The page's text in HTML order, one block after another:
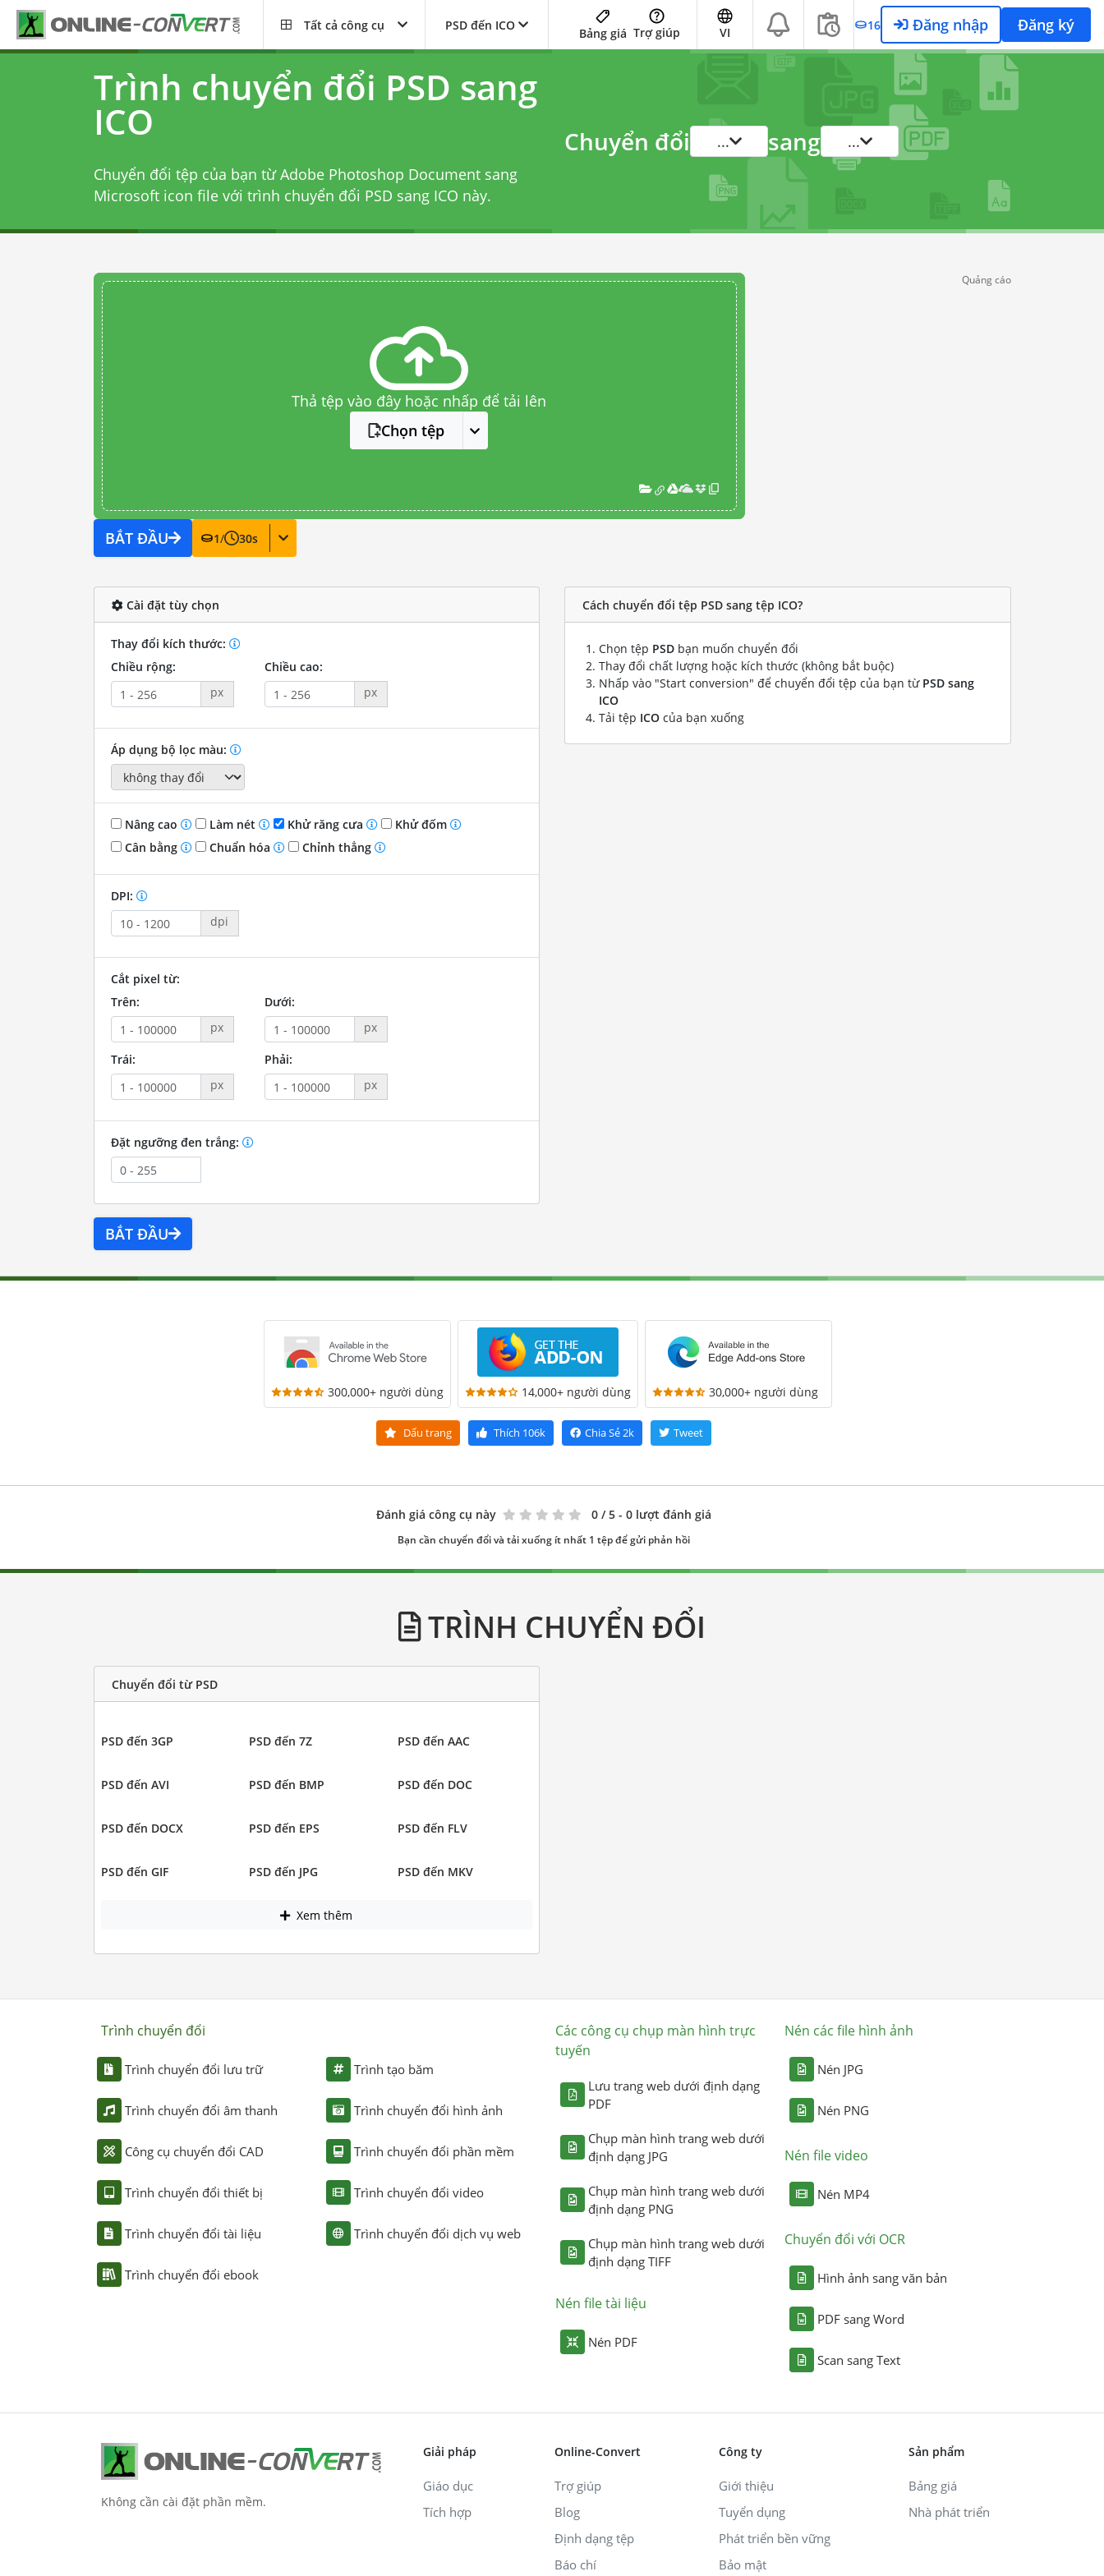
Tất cả công cụ PSD đến ICO
Bảng giá Trợ giúp VI 16 Đăng nhập Đăng ký
Trình chuyển đổi PSD sang
ICO
Chuyển đổi tệp của bạn từ Adobe Photoshop Document sang
Microsoft icon file với trình chuyển đổi PSD sang ICO này.
Chuyển đổi ... sang ...
Thả tệp vào đây hoặc nhấp để tải lên
Chọn tệp
BẮT ĐẦU 1/ 30s
Quảng cáo
Cài đặt tùy chọn
Thay đổi kích thước:
Chiều rộng:
px
Chiều cao:
px
Áp dụng bộ lọc màu:
Nâng cao Làm nét Khử răng cưa
Khử đốm
Cân bằng
Chuẩn hóa Chỉnh thẳng
DPI:
dpi
Cắt pixel từ:
Trên:
px
Dưới:
px
Trái:
px
Phải:
px
Đặt ngưỡng đen trắng:
BẮT ĐẦU
Cách chuyển đổi tệp PSD sang tệp ICO?
Chọn tệp PSD bạn muốn chuyển đổi
Thay đổi chất lượng hoặc kích thước (không bắt buộc)
Nhấp vào "Start conversion" để chuyển đổi tệp của bạn từ PSD sang
ICO
Tải tệp ICO của bạn xuống
300,000+ người dùng 14,000+ người dùng 30,000+ người dùng
Dấu trang Thích 106k Chia Sẻ2k Tweet
Đánh giá công cụ này 0 / 5 - 0 lượt đánh giá
Bạn cần chuyển đổi và tải xuống ít nhất 1 tệp để gửi phản hồi
TRÌNH CHUYỂN ĐỔI
Chuyển đổi từ PSD
PSD đến 3GP PSD đến 7Z PSD đến AAC
PSD đến AVI PSD đến BMP PSD đến DOC
PSD đến DOCX PSD đến EPS PSD đến FLV
PSD đến GIF PSD đến JPG PSD đến MKV
Xem thêm
Trình chuyển đổi
Trình chuyển đổi lưu trữ
Trình chuyển đổi âm thanh
Công cụ chuyển đổi CAD
Trình chuyển đổi thiết bị
Trình chuyển đổi tài liệu
Trình chuyển đổi ebook
Trình tạo băm
Trình chuyển đổi hình ảnh
Trình chuyển đổi phần mềm
Trình chuyển đổi video
Trình chuyển đổi dịch vụ web
Các công cụ chụp màn hình trực
tuyến
Lưu trang web dưới định dạng
PDF
Chụp màn hình trang web dưới
định dạng JPG
Chụp màn hình trang web dưới
định dạng PNG
Chụp màn hình trang web dưới
định dạng TIFF
Nén file tài liệu
Nén PDF
Nén các file hình ảnh
Nén JPG
Nén PNG
Nén file video
Nén MP4
Chuyển đổi với OCR
Hình ảnh sang văn bản
PDF sang Word
Scan sang Text
Không cần cài đặt phần mềm.
Giải pháp
Giáo dục
Tích hợp
Online-Convert
Trợ giúp
Blog
Định dạng tệp
Báo chí
Công ty
Giới thiệu
Tuyển dụng
Phát triển bền vững
Bảo mật
Sản phẩm
Bảng giá
Nhà phát triển